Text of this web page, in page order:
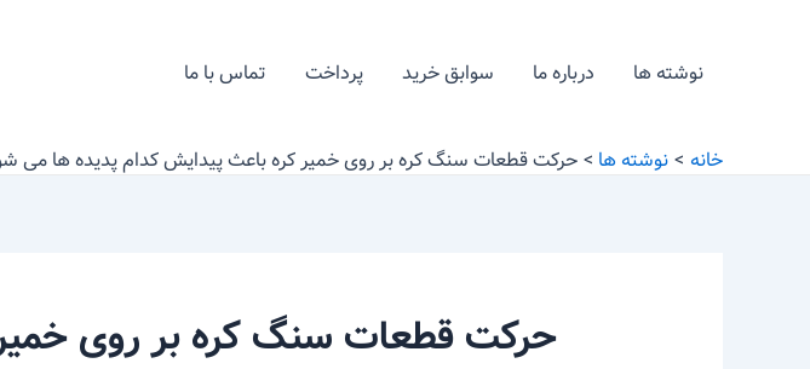
نوشته ها درباره ما سوابق خرید پرداخت تماس با ما
خانه نوشته ها حرکت قطعات سنگ کره بر روی خمیر کره باعث پیدایش کدام پدیده ها می
حرکت قطعات سنگ کره بر روی